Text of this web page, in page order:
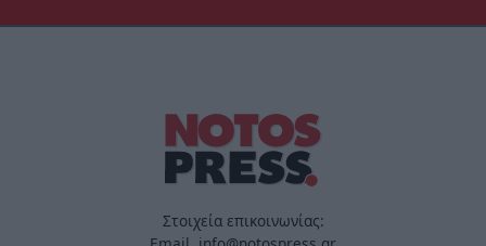
Στοιχεία επικοινωνίας: